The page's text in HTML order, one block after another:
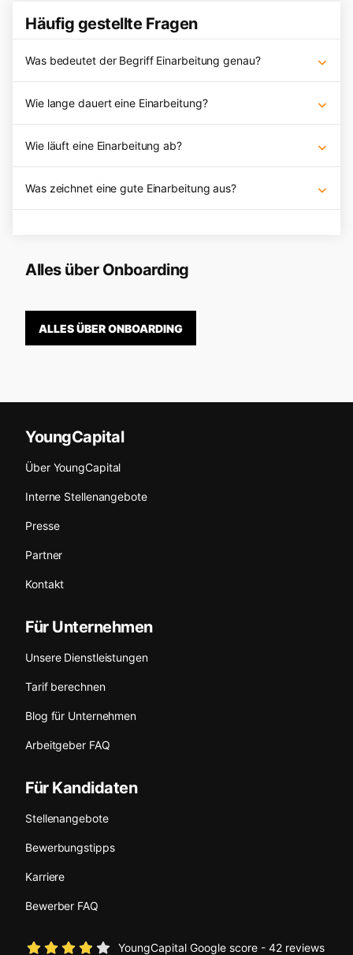
Häufig gestellte Fragen
Was bedeutet der Begriff Einarbeitung genau?
Wie lange dauert eine Einarbeitung?
Wie läuft eine Einarbeitung ab?
Was zeichnet eine gute Einarbeitung aus?
Alles über Onboarding
ALLES ÜBER ONBOARDING
YoungCapital
Über YoungCapital
Interne Stellenangebote
Presse
Partner
Kontakt
Für Unternehmen
Unsere Dienstleistungen
Tarif berechnen
Blog für Unternehmen
Arbeitgeber FAQ
Für Kandidaten
Stellenangebote
Bewerbungstipps
Karriere
Bewerber FAQ
YoungCapital Google score - 42 reviews